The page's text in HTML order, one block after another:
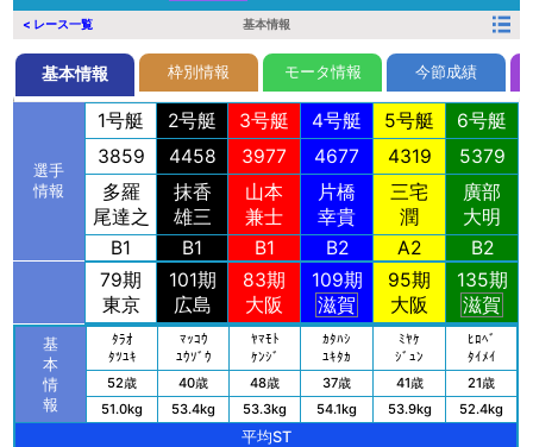
< レース一覧 基本情報
基本情報 枠別情報 モータ情報 今節成績
選手
情報
1号艇 2号艇 3号艇 4号艇 5号艇
6号艇
3859
4458 3977 4677 4319
5379
多羅
尾達之
抹香
雄三
山本
兼士
片橋
幸貴
三宅
潤
廣部
大明
B1
B1 B1 B2 A2
B2
79期
東京
101期
広島
83期
大阪
109期
滋賀
95期
大阪
135期
滋賀
基
本
情
報
ﾀﾗｵ
ﾀﾂﾕｷ
ﾏｯｺｳ
ﾕｳｿﾞｳ
ﾔﾏﾓﾄ
ｹﾝｼﾞ
ｶﾀﾊｼ
ﾕｷﾀｶ
ﾐﾔｹ
ｼﾞｭﾝ
ﾋﾛﾍﾞ
ﾀｲﾒｲ
52歳
40歳 48歳 37歳 41歳
21歳
51.0kg
53.4kg 53.3kg 54.1kg 53.9kg 52.4kg
平均ST